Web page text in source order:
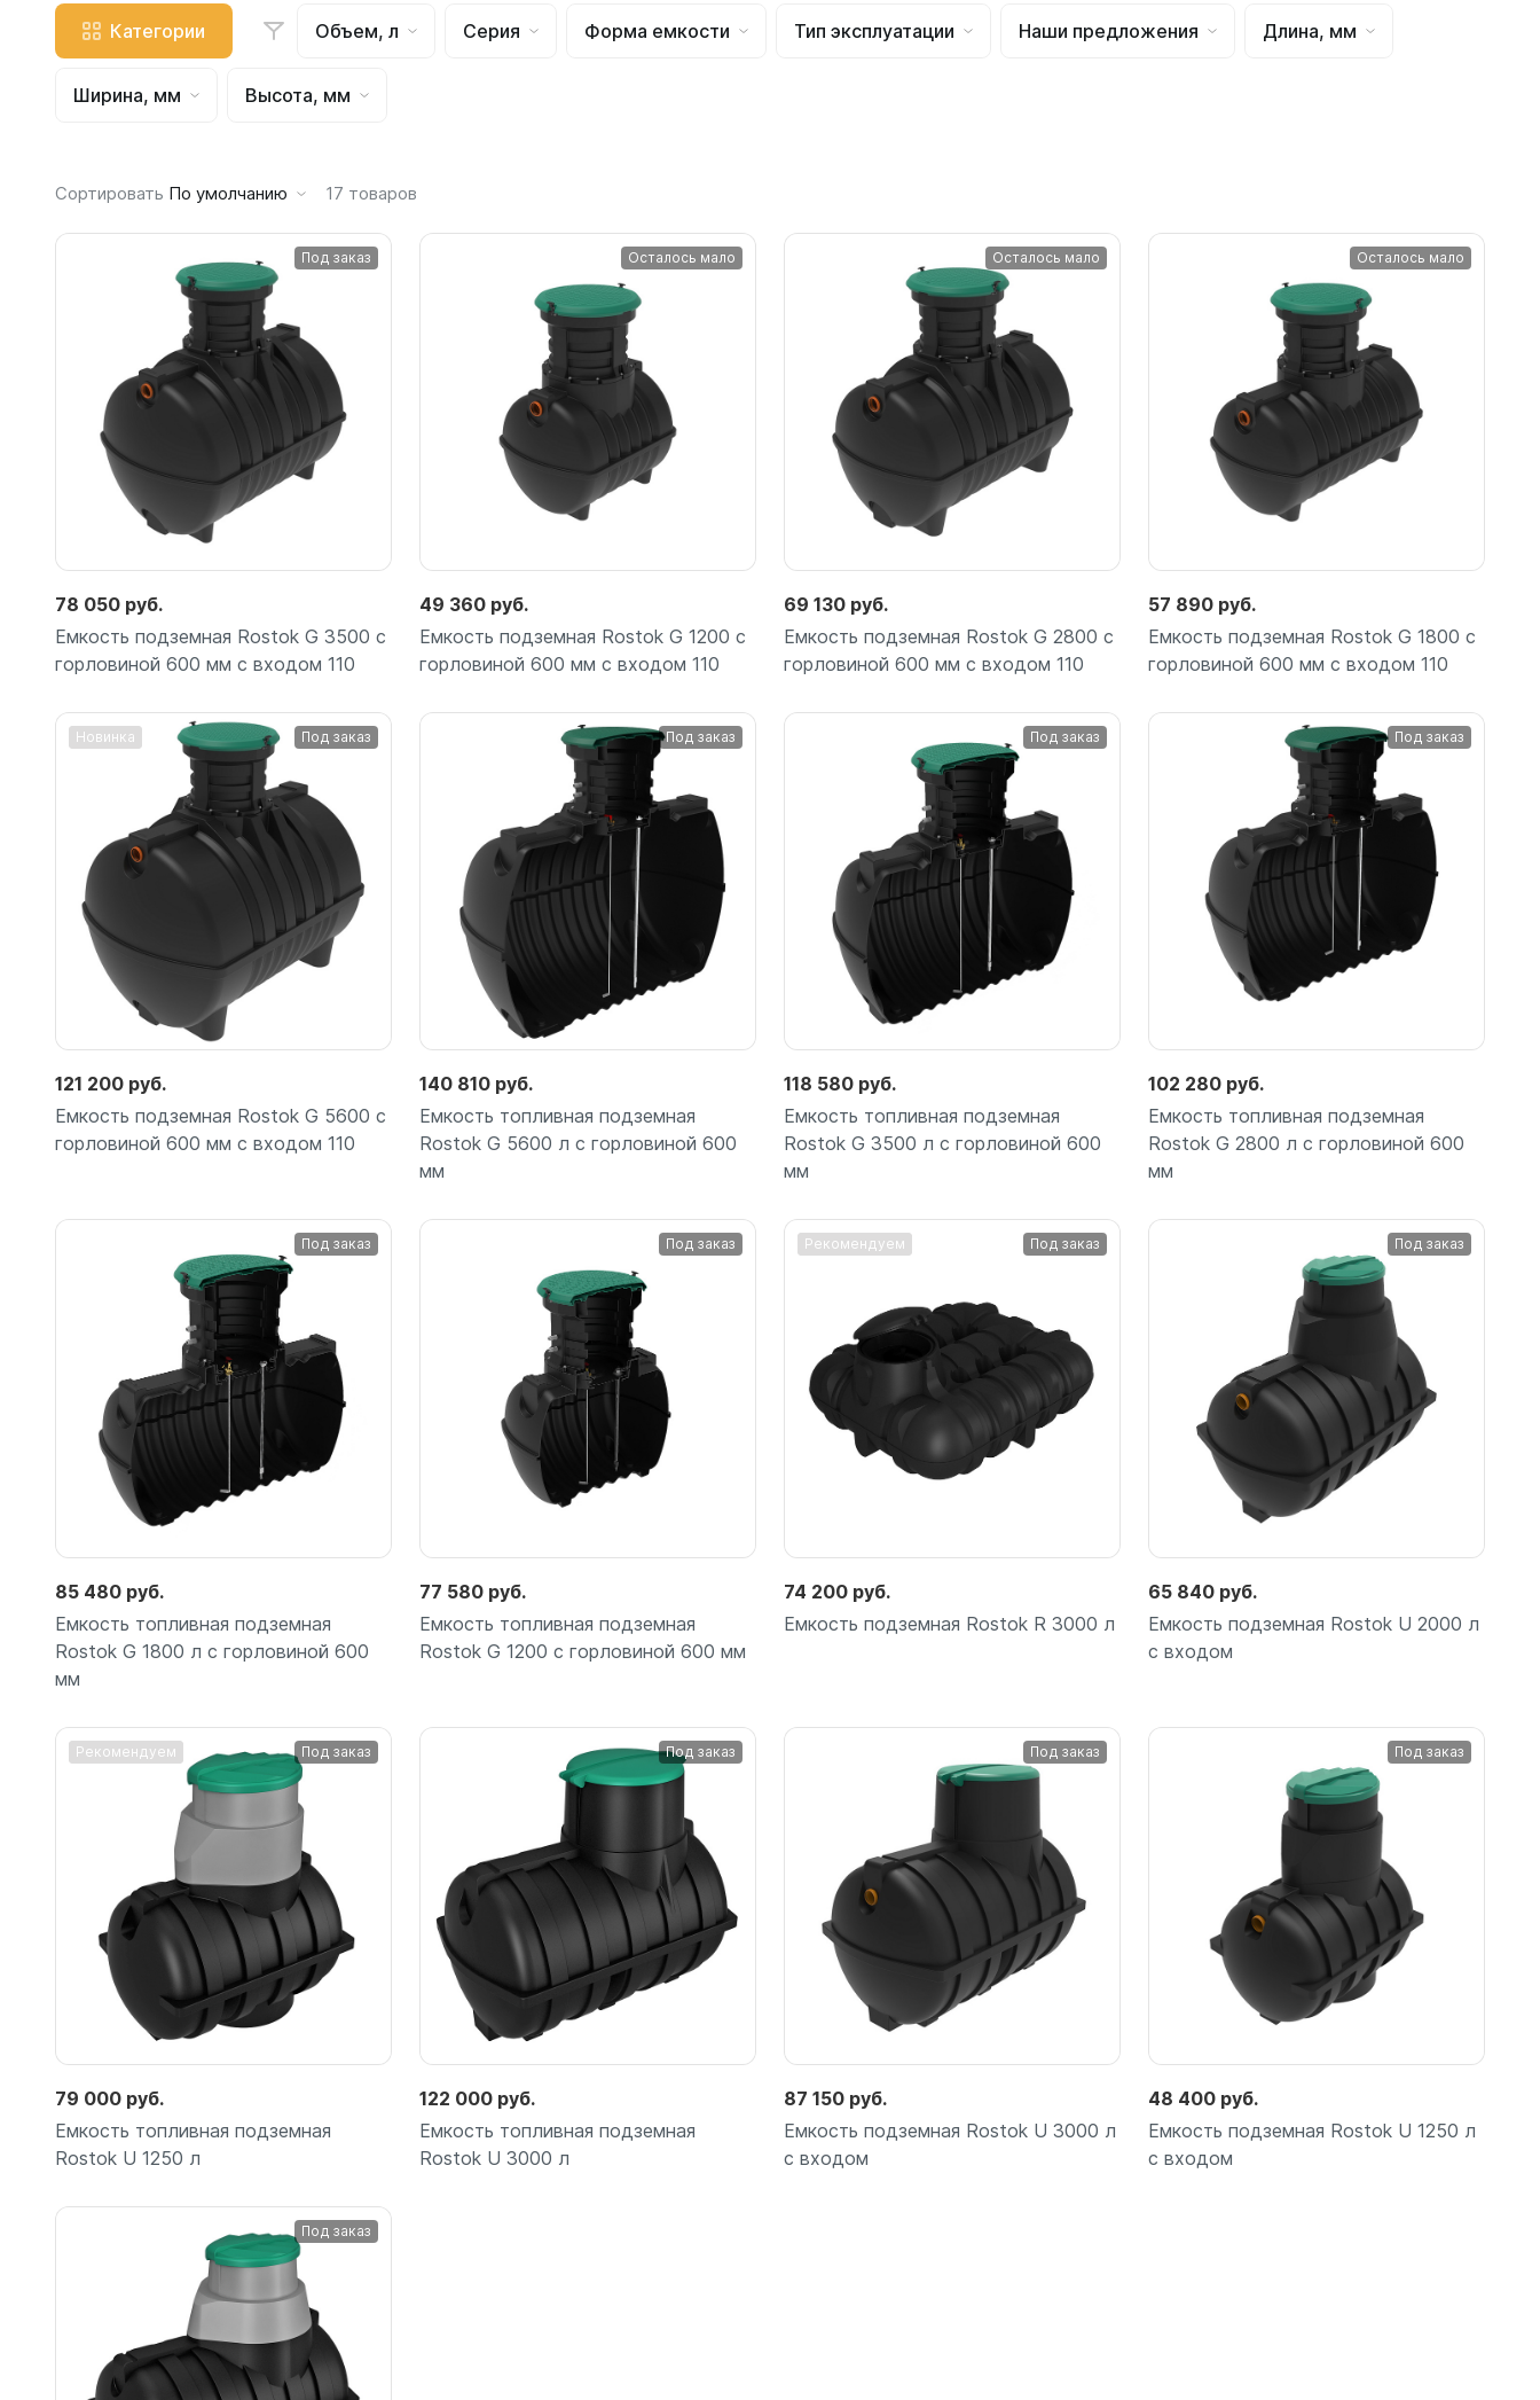
Емкости для воды 4000 литров
Емкости для воды 750 литров
Емкости для воды 600 литров
Емкости для воды 500 литров
Емкости для воды 400 литров
Емкости для воды 300 литров
Емкости для воды 240 литров
Емкости для воды 200 литров
Емкости для воды 100 литров
Емкости для воды 75 литров
Емкости для воды 60 литров
ЦКТ для ферментации
Категории Объем, л Серия Форма емкости Тип эксплуатации Наши предложения Длина, мм
Ширина, мм Высота, мм
Сортировать По умолчанию 17 товаров
Под заказ
Подробнее
78 050 руб.
Емкость подземная Rostok G 3500 с
горловиной 600 мм с входом 110
Осталось мало
Подробнее
49 360 руб.
Емкость подземная Rostok G 1200 с
горловиной 600 мм с входом 110
Осталось мало
Подробнее
69 130 руб.
Емкость подземная Rostok G 2800 с
горловиной 600 мм с входом 110
Осталось мало
Подробнее
57 890 руб.
Емкость подземная Rostok G 1800 с
горловиной 600 мм с входом 110
Новинка Под заказ
Подробнее
121 200 руб.
Емкость подземная Rostok G 5600 с
горловиной 600 мм с входом 110
Под заказ
Подробнее
140 810 руб.
Емкость топливная подземная
Rostok G 5600 л с горловиной 600
мм
Под заказ
Подробнее
118 580 руб.
Емкость топливная подземная
Rostok G 3500 л с горловиной 600
мм
Под заказ
Подробнее
102 280 руб.
Емкость топливная подземная
Rostok G 2800 л с горловиной 600
мм
Под заказ
Подробнее
85 480 руб.
Емкость топливная подземная
Rostok G 1800 л с горловиной 600
мм
Под заказ
Подробнее
77 580 руб.
Емкость топливная подземная
Rostok G 1200 с горловиной 600 мм
Рекомендуем Под заказ
Подробнее
74 200 руб.
Емкость подземная Rostok R 3000 л
Под заказ
Подробнее
65 840 руб.
Емкость подземная Rostok U 2000 л
с входом
Рекомендуем Под заказ
Подробнее
79 000 руб.
Емкость топливная подземная
Rostok U 1250 л
Под заказ
122 000 руб.
Емкость топливная подземная
Rostok U 3000 л
Под заказ
87 150 руб.
Емкость подземная Rostok U 3000 л
с входом
Под заказ
48 400 руб.
Емкость подземная Rostok U 1250 л
с входом
Под заказ